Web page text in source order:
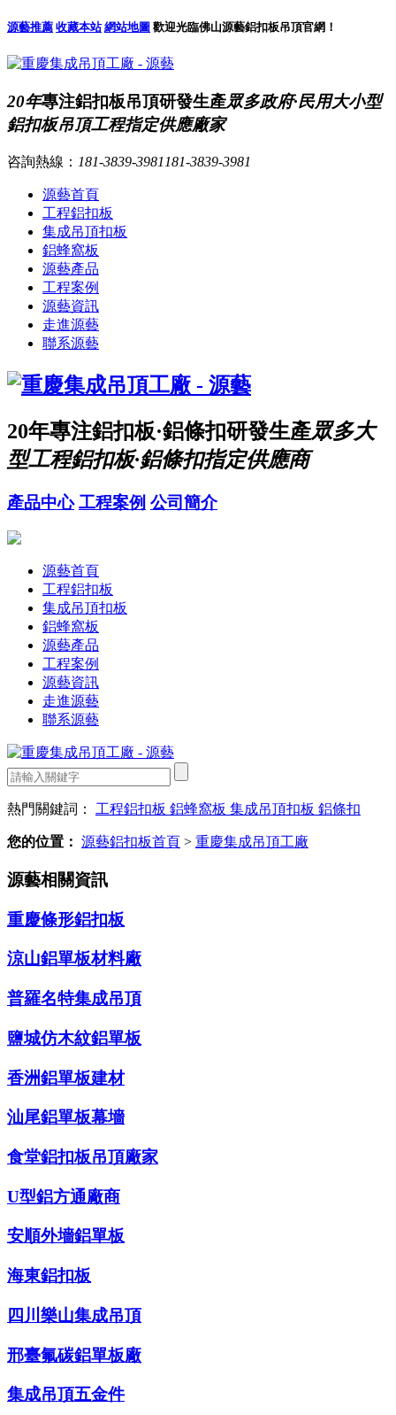
源藝推薦 收藏本站 網站地圖 歡迎光臨佛山源藝鋁扣板吊頂官網！
20年專注鋁扣板吊頂研發生產眾多政府·民用大小型
鋁扣板吊頂工程指定供應廠家
咨詢熱線： 181-3839-3981 181-3839-3981
源藝首頁
工程鋁扣板
集成吊頂扣板
鋁蜂窩板
源藝產品
工程案例
源藝資訊
走進源藝
聯系源藝
20年專注鋁扣板·鋁條扣研發生產眾多大
型工程鋁扣板·鋁條扣指定供應商
產品中心 工程案例 公司簡介
源藝首頁
工程鋁扣板
集成吊頂扣板
鋁蜂窩板
源藝產品
工程案例
源藝資訊
走進源藝
聯系源藝
熱門關鍵詞： 工程鋁扣板 鋁蜂窩板 集成吊頂扣板 鋁條扣
您的位置： 源藝鋁扣板首頁 > 重慶集成吊頂工廠
源藝相關資訊
重慶條形鋁扣板
涼山鋁單板材料廠
普羅名特集成吊頂
鹽城仿木紋鋁單板
香洲鋁單板建材
汕尾鋁單板幕墻
食堂鋁扣板吊頂廠家
U型鋁方通廠商
安順外墻鋁單板
海東鋁扣板
四川樂山集成吊頂
邢臺氟碳鋁單板廠
集成吊頂五金件